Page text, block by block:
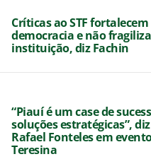
Críticas ao STF fortalecem
democracia e não
instituição, diz Fachin
“Piauí é um case de
soluções estratégicas”,
Rafael Fonteles em
Teresina